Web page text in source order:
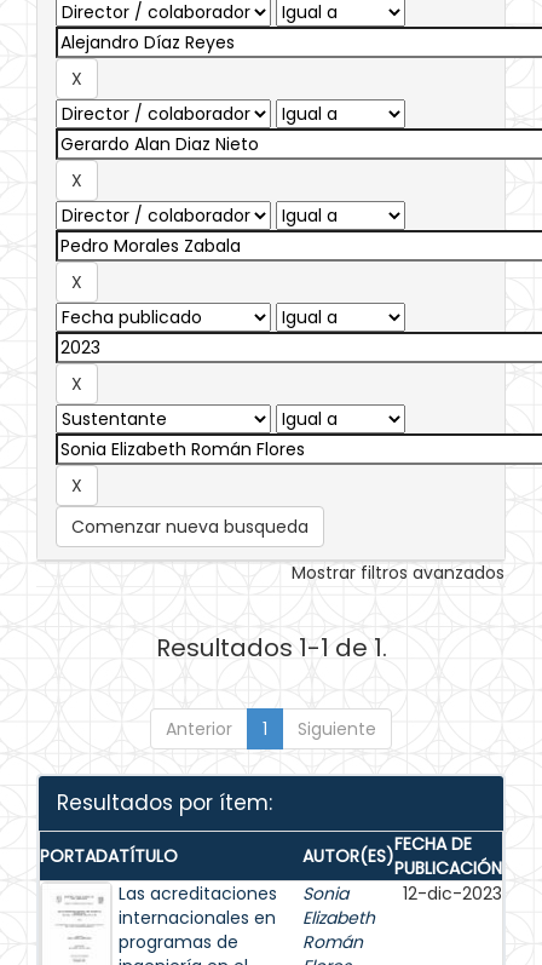
Comenzar nueva busqueda
Mostrar filtros avanzados
Resultados 1-1 de 1.
Anterior 1 Siguiente
Resultados por ítem:
PORTADATÍTULO AUTOR(ES)FECHA DE
PUBLICACIÓN
Las acreditaciones
internacionales en
programas de
Sonia
Elizabeth
Román
12-dic-2023